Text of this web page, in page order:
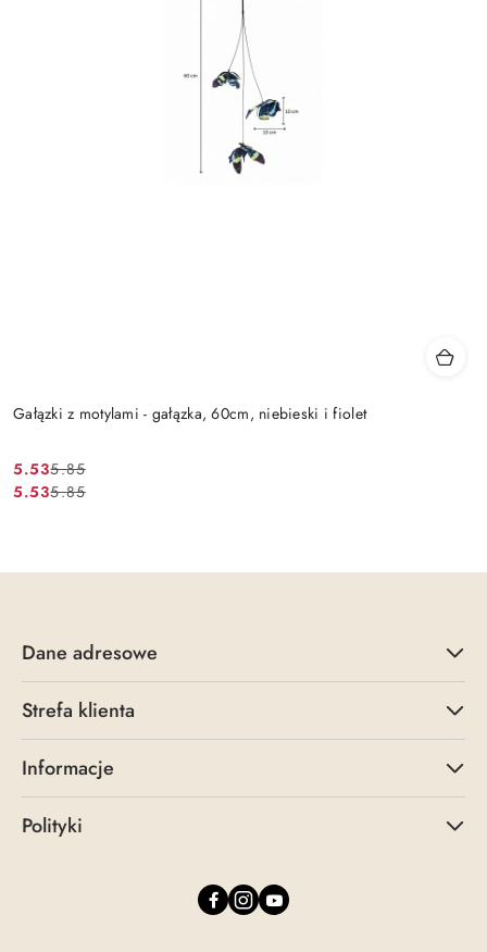
Gałązki z motylami - gałązka, 60cm, niebieski i fiolet
Cena
promocyjna:
5.53
Cena
przed
5.85
Cena
5.53
Cena5.85
Dane adresowe
Strefa klienta
Informacje
Polityki